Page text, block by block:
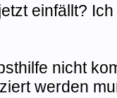
einfällt?
nicht
werden